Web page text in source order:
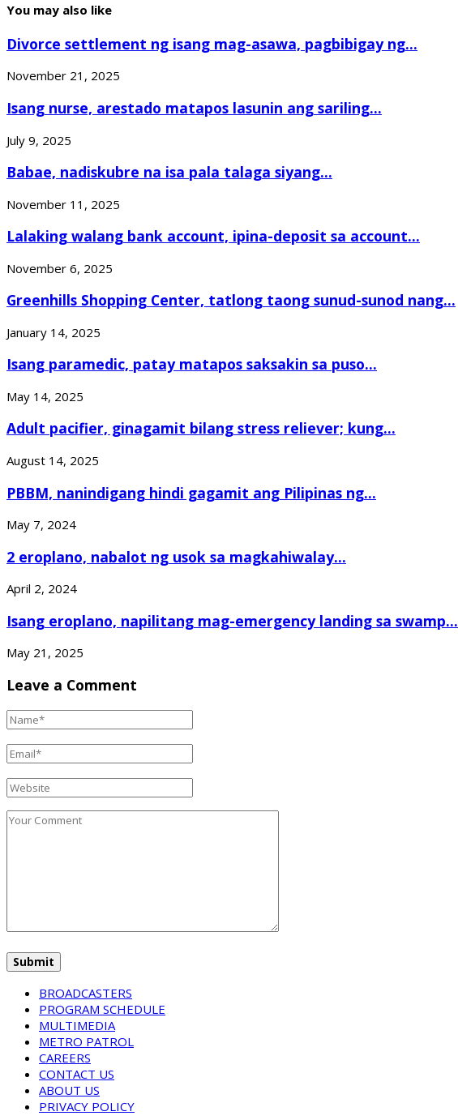
You may also like
Divorce settlement ng isang mag-asawa, pagbibigay ng...
November 21, 2025
Isang nurse, arestado matapos lasunin ang sariling...
July 9, 2025
Babae, nadiskubre na isa pala talaga siyang...
November 11, 2025
Lalaking walang bank account, ipina-deposit sa account...
November 6, 2025
Greenhills Shopping Center, tatlong taong sunud-sunod nang...
January 14, 2025
Isang paramedic, patay matapos saksakin sa puso...
May 14, 2025
Adult pacifier, ginagamit bilang stress reliever; kung...
August 14, 2025
PBBM, nanindigang hindi gagamit ang Pilipinas ng...
May 7, 2024
2 eroplano, nabalot ng usok sa magkahiwalay...
April 2, 2024
Isang eroplano, napilitang mag-emergency landing sa swamp...
May 21, 2025
Leave a Comment
BROADCASTERS
PROGRAM SCHEDULE
MULTIMEDIA
METRO PATROL
CAREERS
CONTACT US
ABOUT US
PRIVACY POLICY